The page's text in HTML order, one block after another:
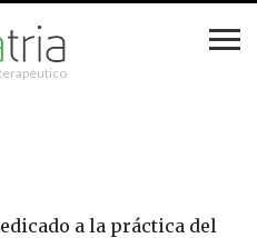
a la práctica del